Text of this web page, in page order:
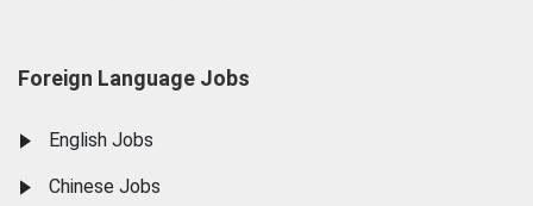
Foreign Language Jobs
English Jobs
Chinese Jobs